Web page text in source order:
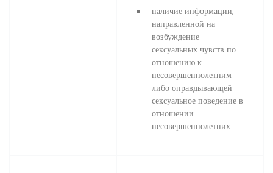
наличие информации,
направленной на
возбуждение
сексуальных чувств по
отношению к
несовершеннолетним
либо оправдывающей
сексуальное поведение в
отношении
несовершеннолетних